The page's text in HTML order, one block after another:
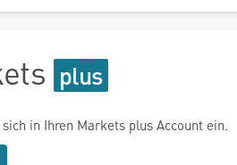
in Ihren Markets plus Account ein.